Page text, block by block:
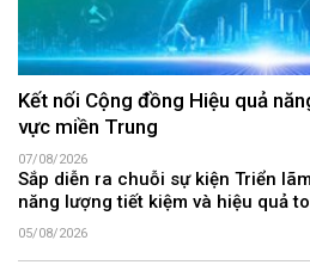
Kết nối Cộng đồng Hiệu quả
vực miền Trung
07/08/2026
Sắp diễn ra chuỗi sự kiện Triển
năng lượng tiết kiệm và hiệu quả
05/08/2026